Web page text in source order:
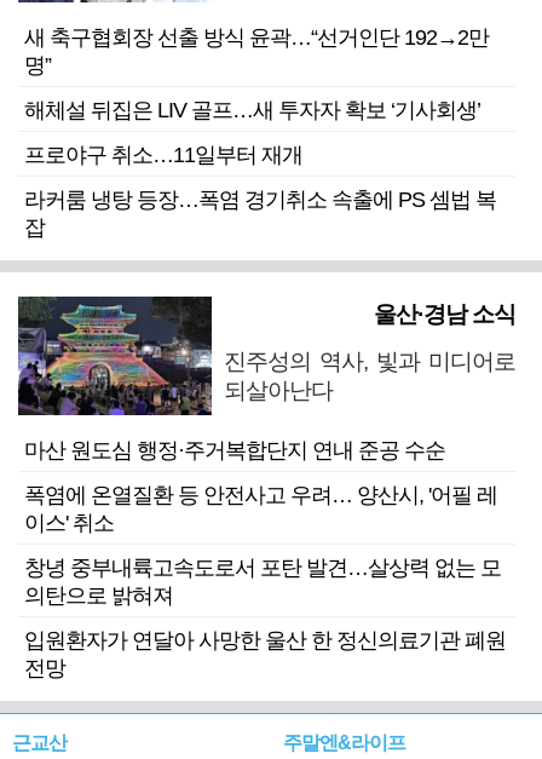
새 축구협회장 선출 방식 윤곽…“선거인단 192→2만
명”
해체설 뒤집은 LIV 골프…새 투자자 확보 ‘기사회생’
프로야구 취소…11일부터 재개
라커룸 냉탕 등장…폭염 경기취소 속출에 PS 셈법 복
잡
울산·경남 소식
진주성의 역사, 빛과 미디어로
되살아난다
마산 원도심 행정·주거복합단지 연내 준공 수순
폭염에 온열질환 등 안전사고 우려… 양산시, '어필 레
이스' 취소
창녕 중부내륙고속도로서 포탄 발견…살상력 없는 모
의탄으로 밝혀져
입원환자가 연달아 사망한 울산 한 정신의료기관 폐원
전망
근교산 주말엔&라이프